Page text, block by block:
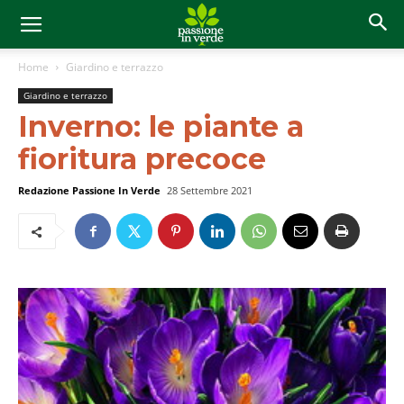
Home Giardino e terrazzo
Giardino e terrazzo
Inverno: le piante a
fioritura precoce
Redazione Passione In Verde 28 Settembre 2021